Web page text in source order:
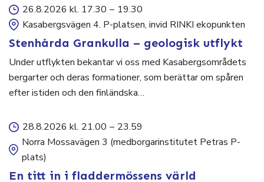
26.8.2026 kl. 17.30 – 19.30
Kasabergsvägen 4. P-platsen, invid RINKI ekopunkten
Stenhårda Grankulla – geologisk utflykt
Under utflykten bekantar vi oss med Kasabergsområdets
bergarter och deras formationer, som berättar om spåren
efter istiden och den finländska…
28.8.2026 kl. 21.00 – 23.59
Norra Mossavägen 3 (medborgarinstitutet Petras P-
plats)
En titt in i fladdermössens värld